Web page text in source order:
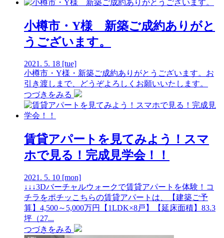
小樽市・Y様 新築ご成約ありがと
うございます。
2021. 5. 18 [tue]
小樽市・Y様・新築ご成約ありがとうございます。お
引き渡しまで、どうぞよろしくお願いいたします。
つづきをみる
賃貸アパートを見てみよう！スマ
ホで見る！完成見学会！！
2021. 5. 10 [mon]
↓↓↓3Dバーチャルウォークで賃貸アパートを体験！コ
チラをポチッこちらの賃貸アパートは、【建築ご予
算】4,500～5,000万円【1LDK×8戸】【延床面積】83.3
坪（27...
つづきをみる